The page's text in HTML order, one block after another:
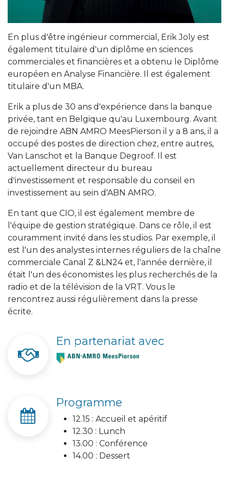
En plus d'être ingénieur commercial, Erik Joly est
également titulaire d'un diplôme en sciences
commerciales et financières et a obtenu le Diplôme
européen en Analyse Financière. Il est également
titulaire d'un MBA.
Erik a plus de 30 ans d'expérience dans la banque
privée, tant en Belgique qu'au Luxembourg. Avant
de rejoindre ABN AMRO MeesPierson il y a 8 ans, il a
occupé des postes de direction chez, entre autres,
Van Lanschot et la Banque Degroof. Il est
actuellement directeur du bureau
d'investissement et responsable du conseil en
investissement au sein d'ABN AMRO.
En tant que CIO, il est également membre de
l'équipe de gestion stratégique. Dans ce rôle, il est
couramment invité dans les studios. Par exemple, il
est l'un des analystes internes réguliers de la chaîne
commerciale Canal Z &LN24 et, l'année dernière, il
était l'un des économistes les plus recherchés de la
radio et de la télévision de la VRT. Vous le
rencontrez aussi régulièrement dans la presse
écrite.
En partenariat avec
Programme
12.15 : Accueil et apéritif
12.30 : Lunch
13.00 : Conférence
14.00 : Dessert